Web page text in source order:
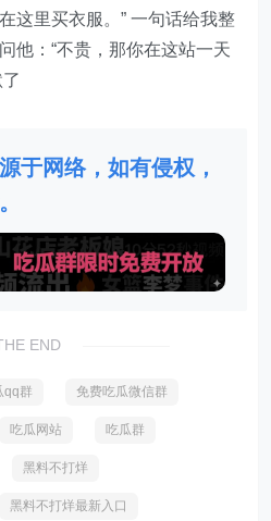
这里买衣服。” 一句话给我整
他：“不贵，那你在这站一天
于网络，如有侵权，
END
qq群 免费吃瓜微信群
吃瓜网站 吃瓜群
黑料不打烊
黑料不打烊最新入口